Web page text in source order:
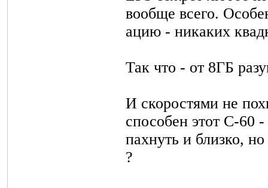
вообще всего.
ацию - никаких
Так что - от 8ГБ
И скоростями не
способен этот C-60
пахнуть и близко,
?